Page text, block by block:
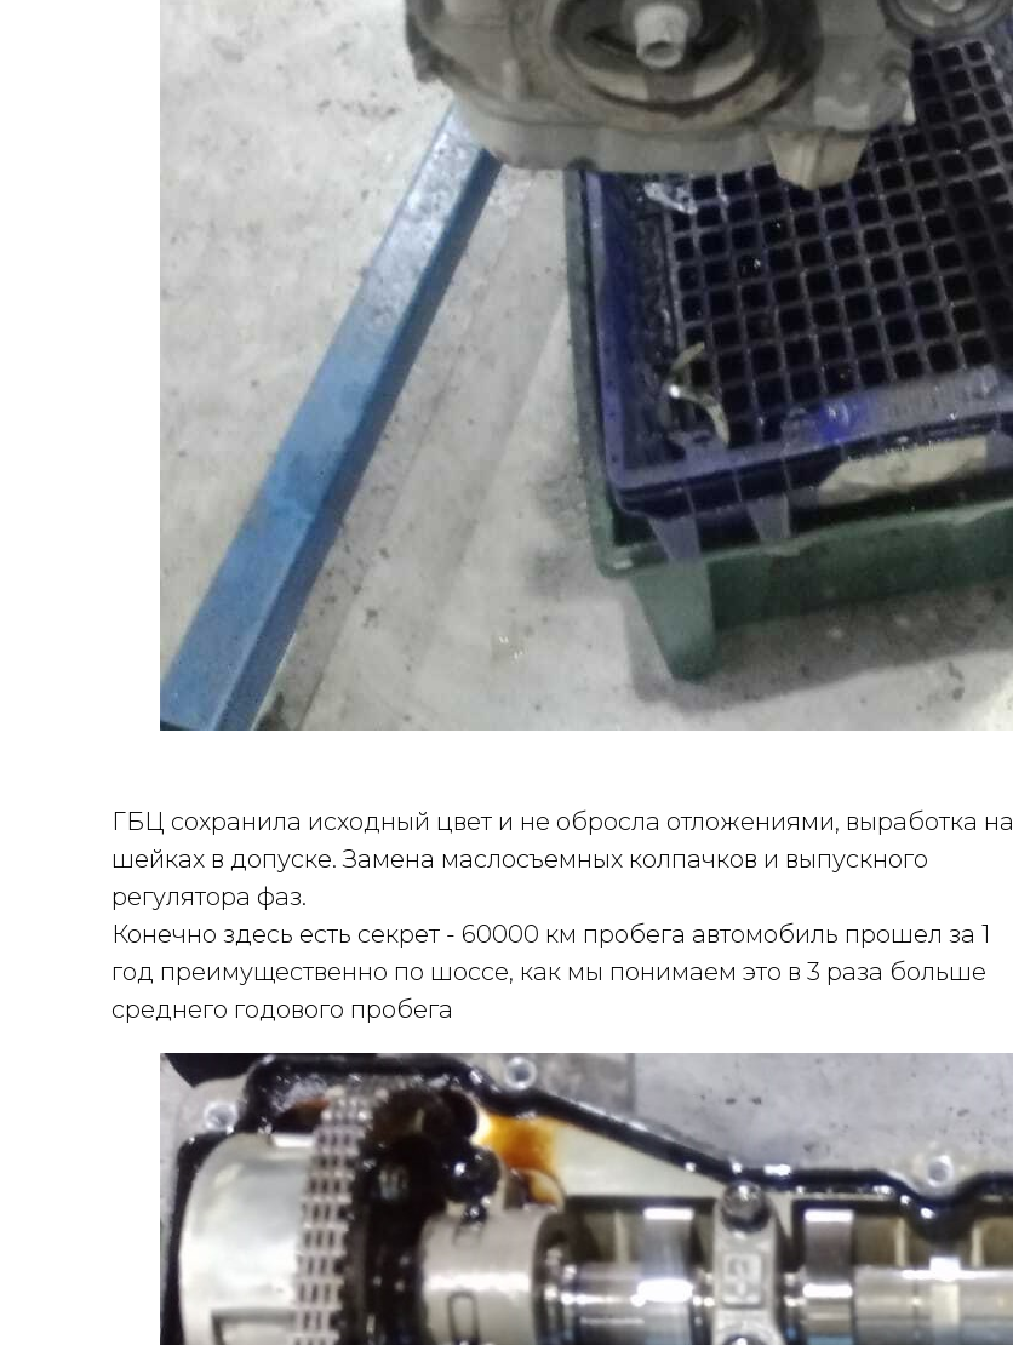
ГБЦ сохранила исходный цвет и не обросла отложениями, выработка на
шейках в допуске. Замена маслосъемных колпачков и выпускного
регулятора фаз.
Конечно здесь есть секрет - 60000 км пробега автомобиль прошел за 1
год преимущественно по шоссе, как мы понимаем это в 3 раза больше
среднего годового пробега